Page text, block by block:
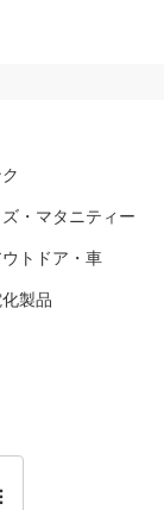
・マタニティー
トドア・車
製品